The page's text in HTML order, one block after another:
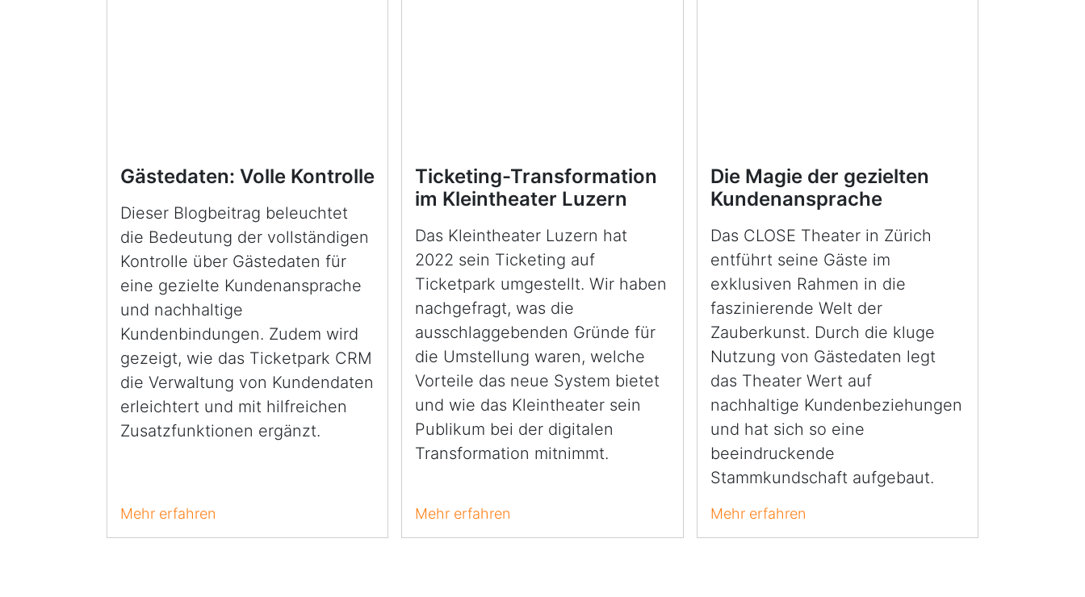
Gästedaten: Volle Kontrolle
Dieser Blogbeitrag beleuchtet
die Bedeutung der vollständigen
Kontrolle über Gästedaten für
eine gezielte Kundenansprache
und nachhaltige
Kundenbindungen. Zudem wird
gezeigt, wie das Ticketpark CRM
die Verwaltung von Kundendaten
erleichtert und mit hilfreichen
Zusatzfunktionen ergänzt.
Mehr erfahren
Ticketing-Transformation
im Kleintheater Luzern
Das Kleintheater Luzern hat
2022 sein Ticketing auf
Ticketpark umgestellt. Wir haben
nachgefragt, was die
ausschlaggebenden Gründe für
die Umstellung waren, welche
Vorteile das neue System bietet
und wie das Kleintheater sein
Publikum bei der digitalen
Transformation mitnimmt.
Mehr erfahren
Die Magie der gezielten
Kundenansprache
Das CLOSE Theater in Zürich
entführt seine Gäste im
exklusiven Rahmen in die
faszinierende Welt der
Zauberkunst. Durch die kluge
Nutzung von Gästedaten legt
das Theater Wert auf
nachhaltige Kundenbeziehungen
und hat sich so eine
beeindruckende
Stammkundschaft aufgebaut.
Mehr erfahren